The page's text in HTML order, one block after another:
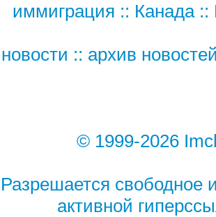
иммиграция :: Канада::
новости :: архив новостей
© 1999-2026
Разрешается свободное
активной